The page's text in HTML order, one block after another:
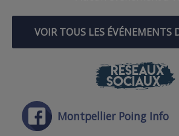
VOIR TOUS LES ÉVÉNEMENTS
RÉSEAUX
SOCIAUX
Montpellier Poing Info